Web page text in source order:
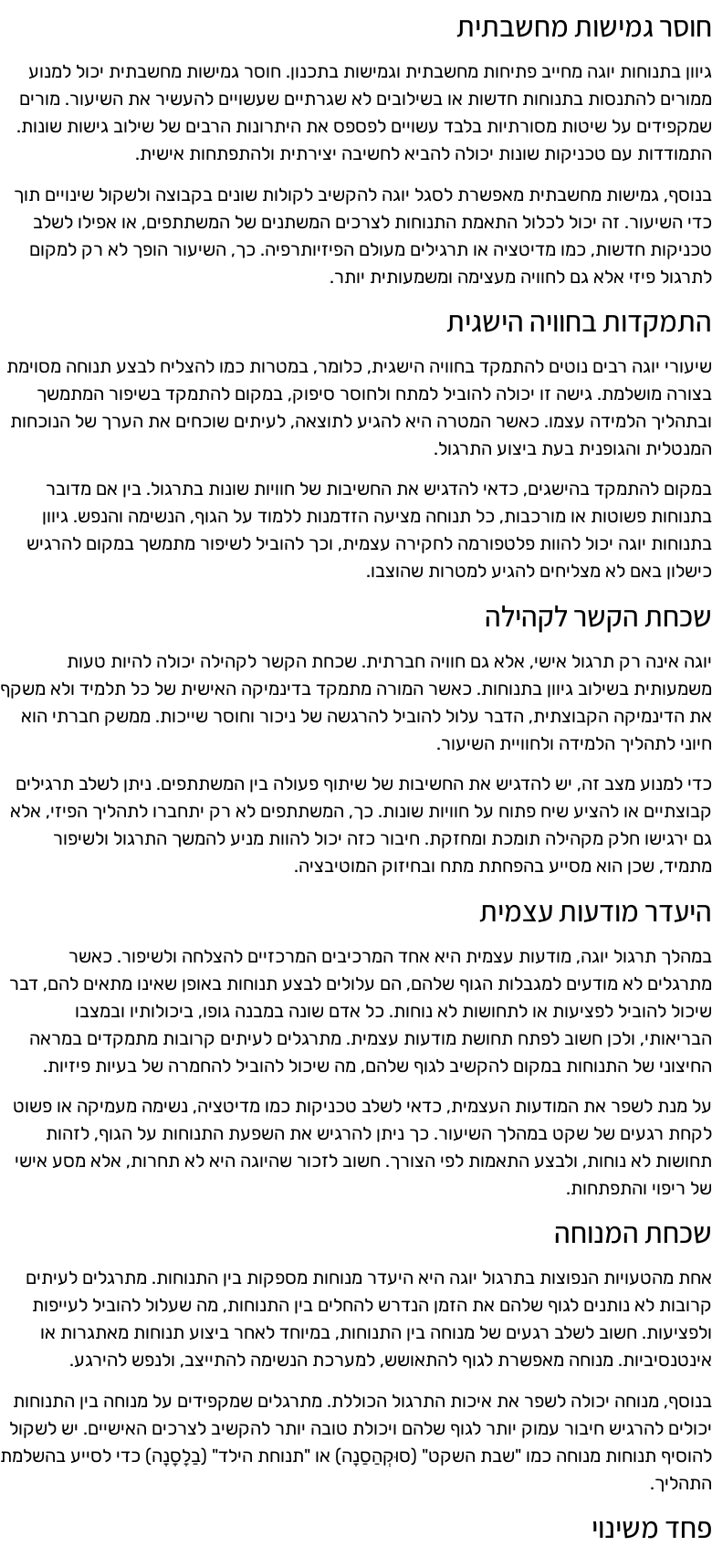
חוסר גמישות מחשבתית
גיוון בתנוחות יוגה מחייב פתיחות מחשבתית וגמישות בתכנון. חוסר גמישות מחשבתית יכול למנוע
ממורים להתנסות בתנוחות חדשות או בשילובים לא שגרתיים שעשויים להעשיר את השיעור. מורים
שמקפידים על שיטות מסורתיות בלבד עשויים לפספס את היתרונות הרבים של שילוב גישות שונות.
התמודדות עם טכניקות שונות יכולה להביא לחשיבה יצירתית ולהתפתחות אישית.
בנוסף, גמישות מחשבתית מאפשרת לסגל יוגה להקשיב לקולות שונים בקבוצה ולשקול שינויים תוך
כדי השיעור. זה יכול לכלול התאמת התנוחות לצרכים המשתנים של המשתתפים, או אפילו לשלב
טכניקות חדשות, כמו מדיטציה או תרגילים מעולם הפיזיותרפיה. כך, השיעור הופך לא רק למקום
לתרגול פיזי אלא גם לחוויה מעצימה ומשמעותית יותר.
התמקדות בחוויה הישגית
שיעורי יוגה רבים נוטים להתמקד בחוויה הישגית, כלומר, במטרות כמו להצליח לבצע תנוחה מסוימת
בצורה מושלמת. גישה זו יכולה להוביל למתח ולחוסר סיפוק, במקום להתמקד בשיפור המתמשך
ובתהליך הלמידה עצמו. כאשר המטרה היא להגיע לתוצאה, לעיתים שוכחים את הערך של הנוכחות
המנטלית והגופנית בעת ביצוע התרגול.
במקום להתמקד בהישגים, כדאי להדגיש את החשיבות של חוויות שונות בתרגול. בין אם מדובר
בתנוחות פשוטות או מורכבות, כל תנוחה מציעה הזדמנות ללמוד על הגוף, הנשימה והנפש. גיוון
בתנוחות יוגה יכול להוות פלטפורמה לחקירה עצמית, וכך להוביל לשיפור מתמשך במקום להרגיש
כישלון באם לא מצליחים להגיע למטרות שהוצבו.
שכחת הקשר לקהילה
יוגה אינה רק תרגול אישי, אלא גם חוויה חברתית. שכחת הקשר לקהילה יכולה להיות טעות
משמעותית בשילוב גיוון בתנוחות. כאשר המורה מתמקד בדינמיקה האישית של כל תלמיד ולא משקף
את הדינמיקה הקבוצתית, הדבר עלול להוביל להרגשה של ניכור וחוסר שייכות. ממשק חברתי הוא
חיוני לתהליך הלמידה ולחוויית השיעור.
כדי למנוע מצב זה, יש להדגיש את החשיבות של שיתוף פעולה בין המשתתפים. ניתן לשלב תרגילים
קבוצתיים או להציע שיח פתוח על חוויות שונות. כך, המשתתפים לא רק יתחברו לתהליך הפיזי, אלא
גם ירגישו חלק מקהילה תומכת ומחזקת. חיבור כזה יכול להוות מניע להמשך התרגול ולשיפור
מתמיד, שכן הוא מסייע בהפחתת מתח ובחיזוק המוטיבציה.
היעדר מודעות עצמית
במהלך תרגול יוגה, מודעות עצמית היא אחד המרכיבים המרכזיים להצלחה ולשיפור. כאשר
מתרגלים לא מודעים למגבלות הגוף שלהם, הם עלולים לבצע תנוחות באופן שאינו מתאים להם, דבר
שיכול להוביל לפציעות או לתחושות לא נוחות. כל אדם שונה במבנה גופו, ביכולותיו ובמצבו
הבריאותי, ולכן חשוב לפתח תחושת מודעות עצמית. מתרגלים לעיתים קרובות מתמקדים במראה
החיצוני של התנוחות במקום להקשיב לגוף שלהם, מה שיכול להוביל להחמרה של בעיות פיזיות.
על מנת לשפר את המודעות העצמית, כדאי לשלב טכניקות כמו מדיטציה, נשימה מעמיקה או פשוט
לקחת רגעים של שקט במהלך השיעור. כך ניתן להרגיש את השפעת התנוחות על הגוף, לזהות
תחושות לא נוחות, ולבצע התאמות לפי הצורך. חשוב לזכור שהיוגה היא לא תחרות, אלא מסע אישי
של ריפוי והתפתחות.
שכחת המנוחה
אחת מהטעויות הנפוצות בתרגול יוגה היא היעדר מנוחות מספקות בין התנוחות. מתרגלים לעיתים
קרובות לא נותנים לגוף שלהם את הזמן הנדרש להחלים בין התנוחות, מה שעלול להוביל לעייפות
ולפציעות. חשוב לשלב רגעים של מנוחה בין התנוחות, במיוחד לאחר ביצוע תנוחות מאתגרות או
אינטנסיביות. מנוחה מאפשרת לגוף להתאושש, למערכת הנשימה להתייצב, ולנפש להירגע.
בנוסף, מנוחה יכולה לשפר את איכות התרגול הכוללת. מתרגלים שמקפידים על מנוחה בין התנוחות
יכולים להרגיש חיבור עמוק יותר לגוף שלהם ויכולת טובה יותר להקשיב לצרכים האישיים. יש לשקול
להוסיף תנוחות מנוחה כמו "שבת השקט" (סוּקְהַסַנָה) או "תנוחת הילד" (בַלָסָנָה) כדי לסייע בהשלמת
התהליך.
פחד משינוי